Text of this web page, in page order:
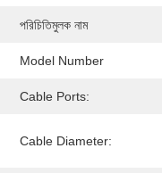
পরিচিতিমুলক নাম
Model Number
Cable Ports:
Cable Diameter: